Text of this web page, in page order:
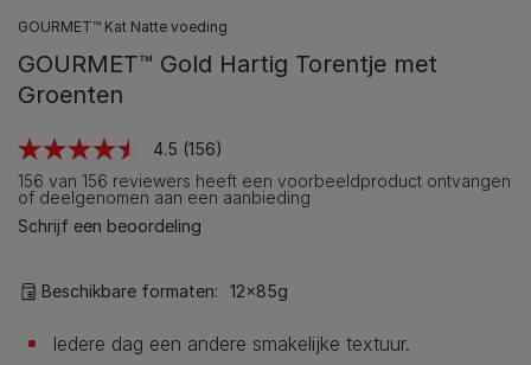
GOURMET™ Kat Natte voeding
GOURMET™ Gold Hartig Torentje met
Groenten
4.5 Lees
156
beoordelingen.
paginalink.
(156)
156 van 156 reviewers heeft een voorbeeldproduct ontvangen
of deelgenomen aan een aanbieding
Schrijf een beoordeling
Beschikbare formaten:​ 12x85g
Iedere dag een andere smakelijke textuur.